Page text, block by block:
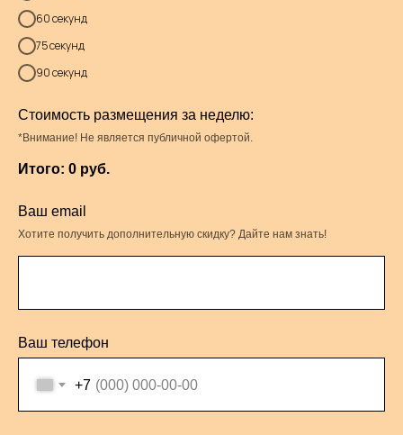
60 секунд
75 секунд
90 секунд
Стоимость размещения за неделю:
*Внимание! Не является публичной офертой.
Итого: 0 руб.
Ваш email
Хотите получить дополнительную скидку? Дайте нам знать!
Ваш телефон
+7